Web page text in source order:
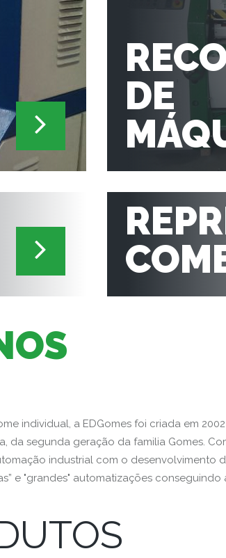
DE
individual, a EDGomes foi criada em
da segunda geração da familia Gomes.
industrial com o desenvolvimento
e "grandes" automatizações